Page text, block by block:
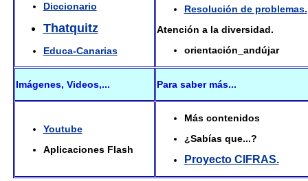
Diccionario
Thatquitz
Educa-Canarias
Resolución de problemas.
Atención a la diversidad.
orientación_andújar
Imágenes, Videos,... Para saber más...
Youtube
Aplicaciones Flash
Más contenidos
¿Sabías que...?
Proyecto CIFRAS.